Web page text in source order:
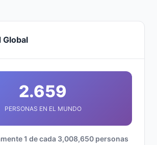
Global
2.659
PERSONAS EN EL MUNDO
1 de cada 3,008,650 personas